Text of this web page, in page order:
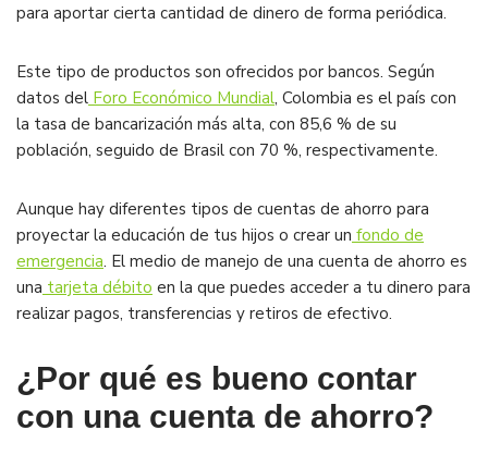
para aportar cierta cantidad de dinero de forma periódica.
Este tipo de productos son ofrecidos por bancos. Según
datos del Foro Económico Mundial, Colombia es el país con
la tasa de bancarización más alta, con 85,6 % de su
población, seguido de Brasil con 70 %, respectivamente.
Aunque hay diferentes tipos de cuentas de ahorro para
proyectar la educación de tus hijos o crear un fondo de
emergencia. El medio de manejo de una cuenta de ahorro es
una tarjeta débito en la que puedes acceder a tu dinero para
realizar pagos, transferencias y retiros de efectivo.
¿Por qué es bueno contar
con una cuenta de ahorro?